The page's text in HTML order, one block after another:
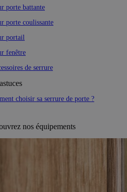
porte battante
porte coulissante
portail
fenêtre
de serrure
choisir sa serrure de porte ?
nos équipements